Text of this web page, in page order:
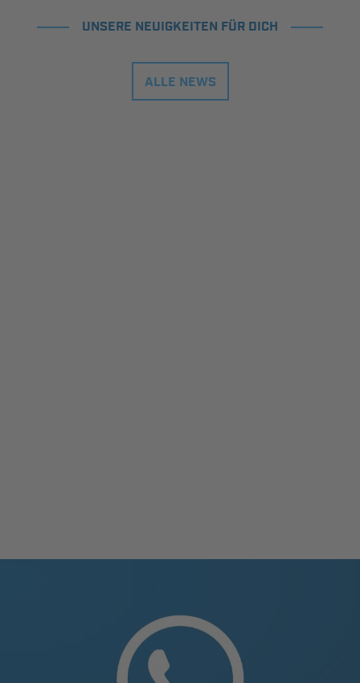
UNSERE NEUIGKEITEN FÜR DICH
ALLE NEWS